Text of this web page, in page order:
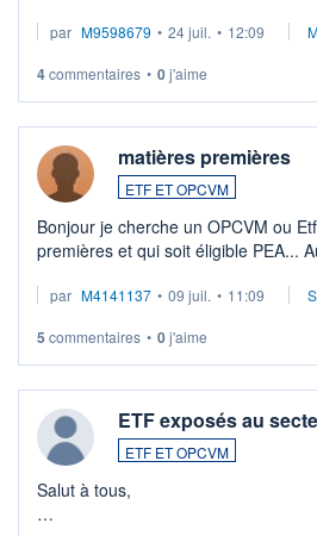
veux procéder à la vente, on me
par M9598679 • 24 juil. • 12:09
4commentaires • 0j'aime
matières premières
ETF ET OPCVM
Bonjour je cherche un OPCVM ou
premières et qui soit éligible PEA...
par M4141137 • 09 juil. • 11:09
5 commentaires • 0j'aime
ETF exposés au
ETF ET OPCVM
Salut à tous,